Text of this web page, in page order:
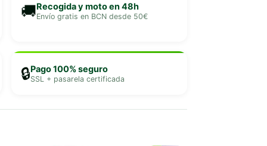
🚚Recogida y moto en 48h
Envío gratis en BCN desde 50€
🔒Pago 100% seguro
SSL + pasarela certificada